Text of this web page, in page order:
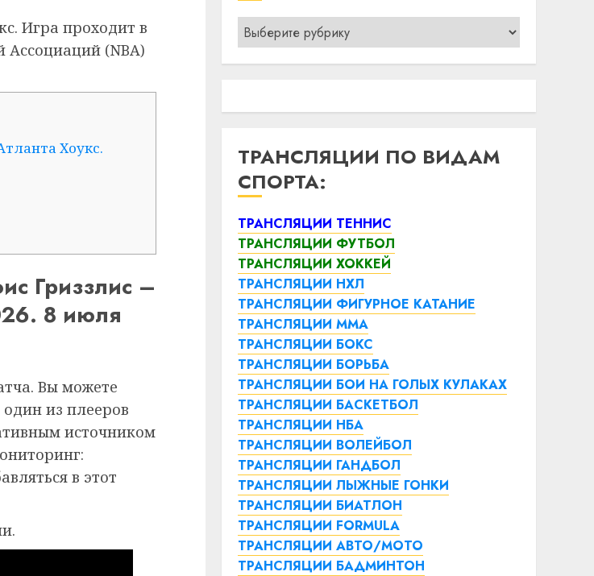
Игра проходит в
(NBA)
Хоукс.
Гриззлис –
8 июля
Вы можете
из плееров
источником
в этот
Рубрики
ТРАНСЛЯЦИИ ПО ВИДАМ
СПОРТА:
ТРАНСЛЯЦИИ ТЕННИС
ТРАНСЛЯЦИИ ФУТБОЛ
ТРАНСЛЯЦИИ ХОККЕЙ
ТРАНСЛЯЦИИ НХЛ
ТРАНСЛЯЦИИ ФИГУРНОЕ КАТАНИЕ
ТРАНСЛЯЦИИ ММА
ТРАНСЛЯЦИИ БОКС
ТРАНСЛЯЦИИ БОРЬБА
ТРАНСЛЯЦИИ БОИ НА ГОЛЫХ КУЛАКАХ
ТРАНСЛЯЦИИ БАСКЕТБОЛ
ТРАНСЛЯЦИИ НБА
ТРАНСЛЯЦИИ ВОЛЕЙБОЛ
ТРАНСЛЯЦИИ ГАНДБОЛ
ТРАНСЛЯЦИИ ЛЫЖНЫЕ ГОНКИ
ТРАНСЛЯЦИИ БИАТЛОН
ТРАНСЛЯЦИИ FORMULA
ТРАНСЛЯЦИИ АВТО/МОТО
ТРАНСЛЯЦИИ БАДМИНТОН